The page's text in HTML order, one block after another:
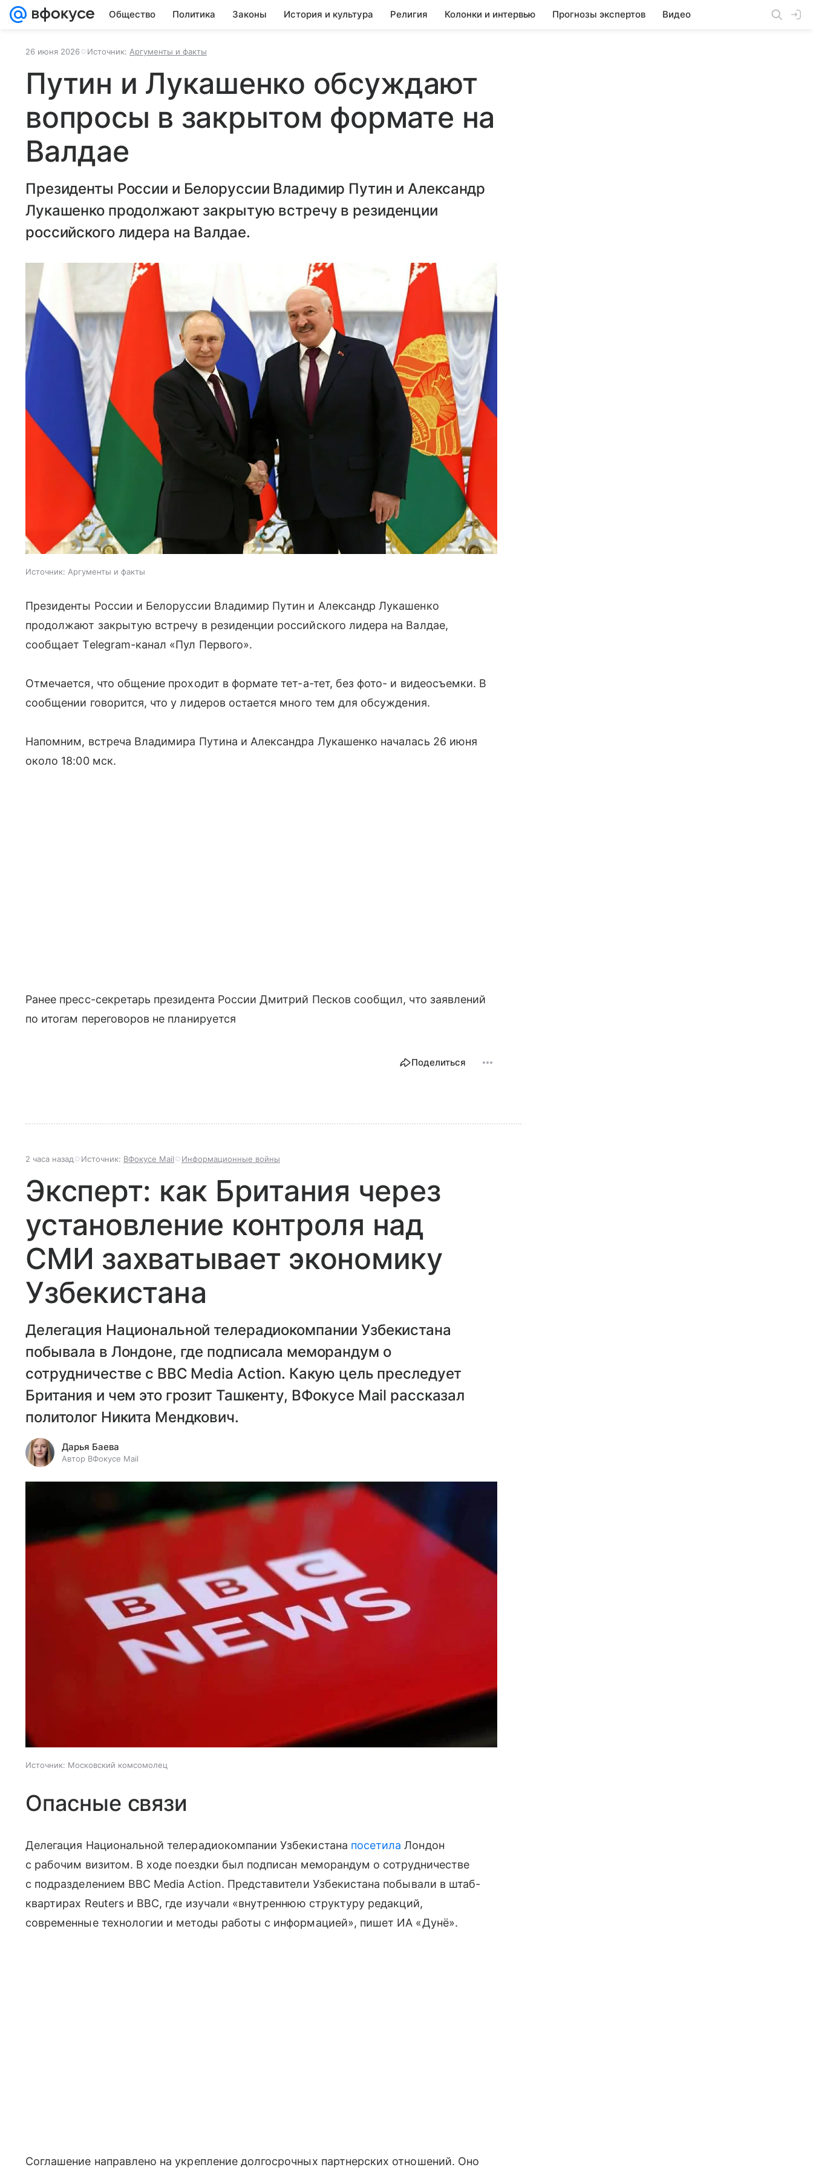
Общество Политика Законы История и культура Религия Колонки и интервью Прогнозы экспертов Видео
26 июня 2026 Источник: Аргументы и факты
Путин и Лукашенко обсуждают
вопросы в закрытом формате на
Валдае
Президенты России и Белоруссии Владимир Путин и Александр
Лукашенко продолжают закрытую встречу в резиденции
российского лидера на Валдае.
Источник: Аргументы и факты
Президенты России и Белоруссии Владимир Путин и Александр Лукашенко
продолжают закрытую встречу в резиденции российского лидера на Валдае,
сообщает Telegram-канал «Пул Первого».
Отмечается, что общение проходит в формате тет-а-тет, без фото- и видеосъемки. В
сообщении говорится, что у лидеров остается много тем для обсуждения.
Напомним, встреча Владимира Путина и Александра Лукашенко началась 26 июня
около 18:00 мск.
Ранее пресс-секретарь президента России Дмитрий Песков сообщил, что заявлений
по итогам переговоров не планируется
Поделиться
2 часа назад Источник: ВФокусе Mail Информационные войны
Эксперт: как Британия через
установление контроля над
СМИ захватывает экономику
Узбекистана
Делегация Национальной телерадиокомпании Узбекистана
побывала в Лондоне, где подписала меморандум о
сотрудничестве с BBC Media Action. Какую цель преследует
Британия и чем это грозит Ташкенту, ВФокусе Mail рассказал
политолог Никита Мендкович.
Дарья Баева
Автор ВФокусе Mail
Источник: Московский комсомолец
Опасные связи
Делегация Национальной телерадиокомпании Узбекистана посетила Лондон
с рабочим визитом. В ходе поездки был подписан меморандум о сотрудничестве
с подразделением BBC Media Action. Представители Узбекистана побывали в штаб-
квартирах Reuters и BBC, где изучали «внутреннюю структуру редакций,
современные технологии и методы работы с информацией», пишет ИА «Дунё».
Соглашение направлено на укрепление долгосрочных партнерских отношений. Оно